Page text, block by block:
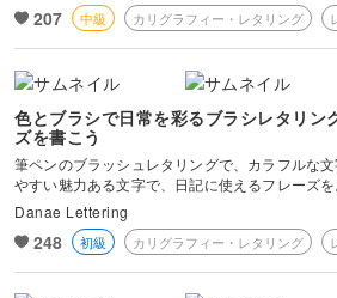
207 中級 カリグラフィー・レタリング
色とブラシで日常を彩るブラシレタリン
ズを書こう
筆ペンのブラッシュレタリングで、カラフルな
やすい魅力ある文字で、日記に使えるフレーズを
Danae Lettering
248 初級 カリグラフィー・レタリング